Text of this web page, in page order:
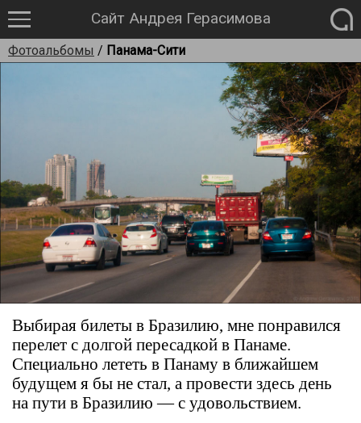
Сайт Андрея Герасимова
Фотоальбомы / Панама-Сити
Выбирая билеты в Бразилию, мне понравился
перелет с долгой пересадкой в Панаме.
Специально лететь в Панаму в ближайшем
будущем я бы не стал, а провести здесь день
на пути в Бразилию — с удовольствием.